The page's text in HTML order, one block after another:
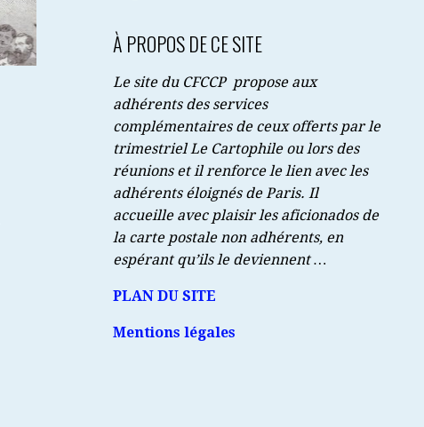
À PROPOS DE CE SITE
Le site du CFCCP propose aux
adhérents des services
complémentaires de ceux offerts par le
trimestriel Le Cartophile ou lors des
réunions et il renforce le lien avec les
adhérents éloignés de Paris. Il
accueille avec plaisir les aficionados de
la carte postale non adhérents, en
espérant qu’ils le deviennent …
PLAN DU SITE
Mentions légales